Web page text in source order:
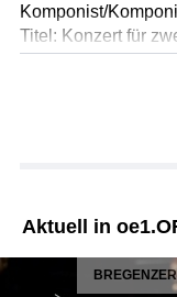
Komponist/
Titel: Konzert für
Ausführende:
Titel: Konzert
Strauss für Klavier
Ausführende:
2026